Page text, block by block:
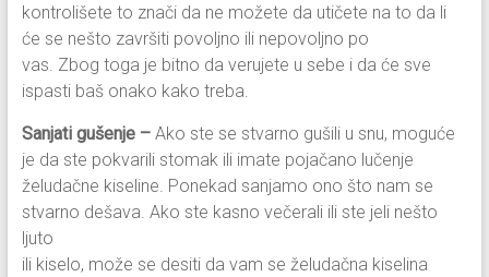
kontrolišete to znači da ne možete da utičete na to da li
će se nešto završiti povoljno ili nepovoljno po
vas. Zbog toga je bitno da verujete u sebe i da će sve
ispasti baš onako kako treba.
Sanjati gušenje – Ako ste se stvarno gušili u snu, moguće
je da ste pokvarili stomak ili imate pojačano lučenje
želudačne kiseline. Ponekad sanjamo ono što nam se
stvarno dešava. Ako ste kasno večerali ili ste jeli nešto
ljuto
ili kiselo, može se desiti da vam se želudačna kiselina